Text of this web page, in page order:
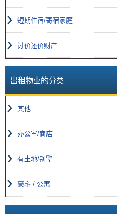
短期住宿/寄宿家庭
讨价还价财产
出租物业的分类
其他
办公室/商店
有土地/别墅
豪宅 / 公寓